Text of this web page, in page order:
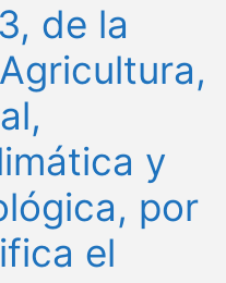
de la
y
por
el